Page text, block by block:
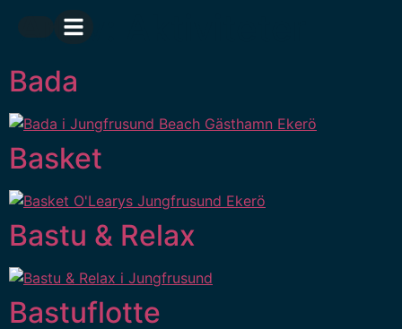
Arkiv:
Bada
Basket
Bastu & Relax
Bastuflotte